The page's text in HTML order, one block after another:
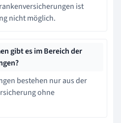
ist
nicht möglich.
gibt es im Bereich der
bestehen nur aus der
ohne